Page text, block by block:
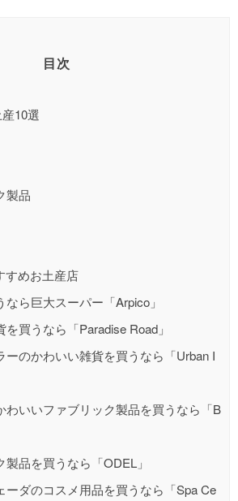
目次
10選
製品
すめお土産店
なら巨大スーパー「Arpico」
買うなら「Paradise Road」
ーのかわいい雑貨を買うなら「Urban I
わいいファブリック製品を買うなら「B
製品を買うなら「ODEL」
ーダのコスメ用品を買うなら「Spa Ce